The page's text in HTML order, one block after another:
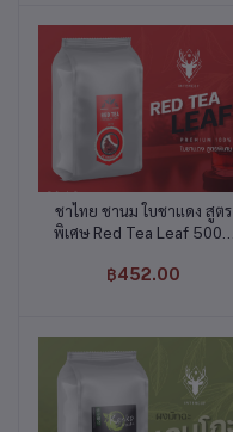
หยิบใส่ตะกร้า
ชาไทย ชานม ใบชาแดง สูตร
พิเศษ Red Tea Leaf 500g
฿452.00